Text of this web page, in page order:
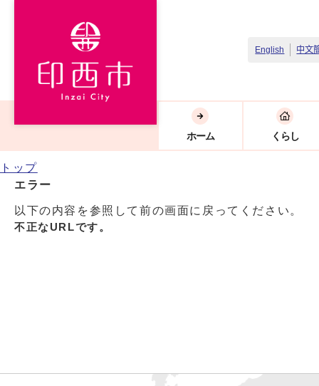
English 中文
ホーム くらし
トップ
エラー
以下の内容を参照して前の画面に戻ってください。
不正なURLです。